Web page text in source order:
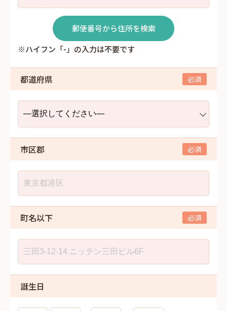
郵便番号から住所を検索
※ハイフン「-」の入力は不要です
都道府県
市区郡
町名以下
誕生日